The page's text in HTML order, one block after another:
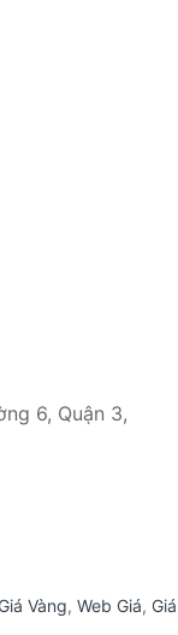
6, Quận 3,
Giá Vàng, Web Giá, Giá